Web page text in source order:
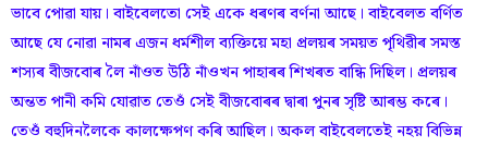
ভাবে পোৱা যায়। বাইবেলতো সেই একে ধৰণৰ বৰ্ণনা আছে। বাইবেলত বর্ণিত
আছে যে নোৱা নামৰ এজন ধর্মশীল ব্যক্তিয়ে মহা প্রলয়ৰ সময়ত পৃথিৱীৰ সমস্ত
শস্যৰ বীজবোৰ লৈ নাঁওত উঠি নাঁওখন পাহাৰৰ শিখৰত বান্ধি দিছিল। প্রলয়ৰ
অন্তত পানী কমি যোৱাত তেওঁ সেই বীজবোৰৰ দ্বাৰা পুনৰ সৃষ্টি আৰম্ভ কৰে।
তেওঁ বহুদিনলৈকে কালক্ষেপণ কৰি আছিল। অকল বাইবেলতেই নহয় বিভিন্ন